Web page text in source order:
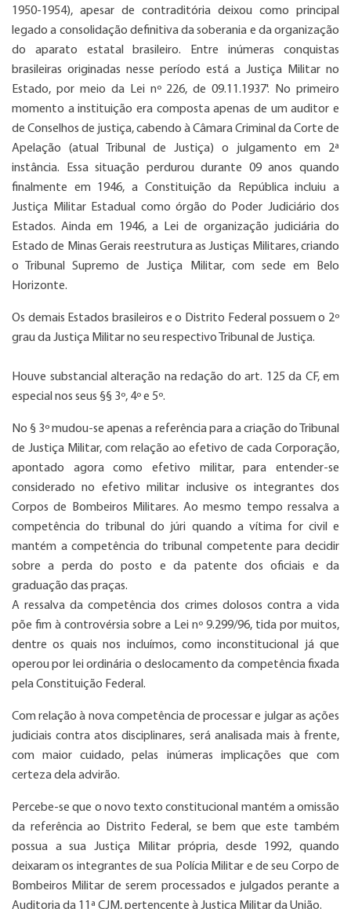
1950-1954), apesar de contraditória deixou como principal
legado a consolidação definitiva da soberania e da organização
do aparato estatal brasileiro. Entre inúmeras conquistas
brasileiras originadas nesse período está a Justiça Militar no
Estado, por meio da Lei nº 226, de 09.11.1937'. No primeiro
momento a instituição era composta apenas de um auditor e
de Conselhos de justiça, cabendo à Câmara Criminal da Corte de
Apelação (atual Tribunal de Justiça) o julgamento em 2ª
instância. Essa situação perdurou durante 09 anos quando
finalmente em 1946, a Constituição da República incluiu a
Justiça Militar Estadual como órgão do Poder Judiciário dos
Estados. Ainda em 1946, a Lei de organização judiciária do
Estado de Minas Gerais reestrutura as Justiças Militares, criando
o Tribunal Supremo de Justiça Militar, com sede em Belo
Horizonte.
Os demais Estados brasileiros e o Distrito Federal possuem o 2º
grau da Justiça Militar no seu respectivo Tribunal de Justiça.
Houve substancial alteração na redação do art. 125 da CF, em
especial nos seus §§ 3º, 4º e 5º.
No § 3º mudou-se apenas a referência para a criação do Tribunal
de Justiça Militar, com relação ao efetivo de cada Corporação,
apontado agora como efetivo militar, para entender-se
considerado no efetivo militar inclusive os integrantes dos
Corpos de Bombeiros Militares. Ao mesmo tempo ressalva a
competência do tribunal do júri quando a vítima for civil e
mantém a competência do tribunal competente para decidir
sobre a perda do posto e da patente dos oficiais e da
graduação das praças.
A ressalva da competência dos crimes dolosos contra a vida
põe fim à controvérsia sobre a Lei nº 9.299/96, tida por muitos,
dentre os quais nos incluímos, como inconstitucional já que
operou por lei ordinária o deslocamento da competência fixada
pela Constituição Federal.
Com relação à nova competência de processar e julgar as ações
judiciais contra atos disciplinares, será analisada mais à frente,
com maior cuidado, pelas inúmeras implicações que com
certeza dela advirão.
Percebe-se que o novo texto constitucional mantém a omissão
da referência ao Distrito Federal, se bem que este também
possua a sua Justiça Militar própria, desde 1992, quando
deixaram os integrantes de sua Polícia Militar e de seu Corpo de
Bombeiros Militar de serem processados e julgados perante a
Auditoria da 11ª CJM, pertencente à Justiça Militar da União.